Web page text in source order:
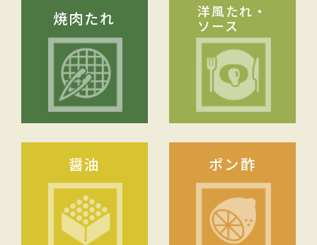
焼肉たれ
洋風たれ・
ソース
醤油 ポン酢